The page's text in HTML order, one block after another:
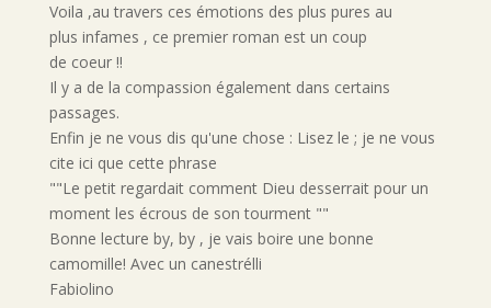
Voila ,au travers ces émotions des plus pures au
plus infames , ce premier roman est un coup
de coeur !!
Il y a de la compassion également dans certains
passages.
Enfin je ne vous dis qu'une chose : Lisez le ; je ne vous
cite ici que cette phrase
""Le petit regardait comment Dieu desserrait pour un
moment les écrous de son tourment ""
Bonne lecture by, by , je vais boire une bonne
camomille! Avec un canestrélli
Fabiolino